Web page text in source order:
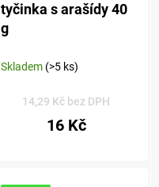
tyčinka s arašídy 40
g
Skladem (>5 ks)
14,29 Kč bez DPH
16 Kč